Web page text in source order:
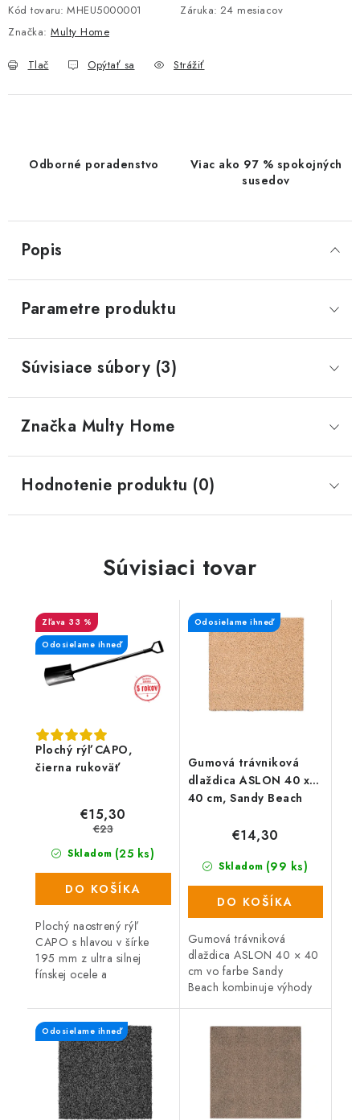
Kód tovaru: MHEU5000001 Záruka: 24 mesiacov
Značka: Multy Home
Tlač Opýtať sa Strážiť
Odborné poradenstvo
Viac ako 97 % spokojných
susedov
Popis
Parametre produktu
Súvisiace súbory (3)
Značka Multy Home
Hodnotenie produktu (0)
Súvisiaci tovar
Plochý rýľ CAPO,
čierna rukoväť
33 %
Odosielame ihneď
Skladom (25 ks)
€15,30
€23
DO KOŠÍKA
Plochý naostrený rýľ
CAPO s hlavou v šírke
195 mm z ultra silnej
fínskej ocele a
čiernou rukoväťou.
Gumová trávniková
dlaždica ASLON 40 x
40 cm, Sandy Beach
Odosielame ihneď
Skladom (99 ks)
€14,30
DO KOŠÍKA
Gumová trávniková
dlaždica ASLON 40 × 40
cm vo farbe Sandy
Beach kombinuje výhody
odolný a ľahko
udržiavateľný povrch.
Odosielame ihneď